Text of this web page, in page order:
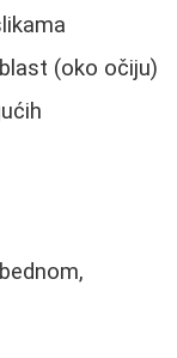
(oko očiju)